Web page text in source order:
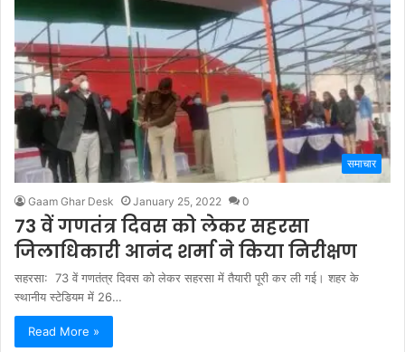
समाचार
Gaam Ghar Desk January 25, 2022 0
73 वें गणतंत्र दिवस को लेकर सहरसा
जिलाधिकारी आनंद शर्मा ने किया निरीक्षण
सहरसा: 73 वें गणतंत्र दिवस को लेकर सहरसा में तैयारी पूरी कर ली गई। शहर के
स्थानीय स्टेडियम में 26…
Read More »